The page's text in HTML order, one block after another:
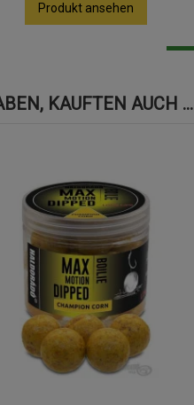
Produkt ansehen
KAUFTEN AUCH ...